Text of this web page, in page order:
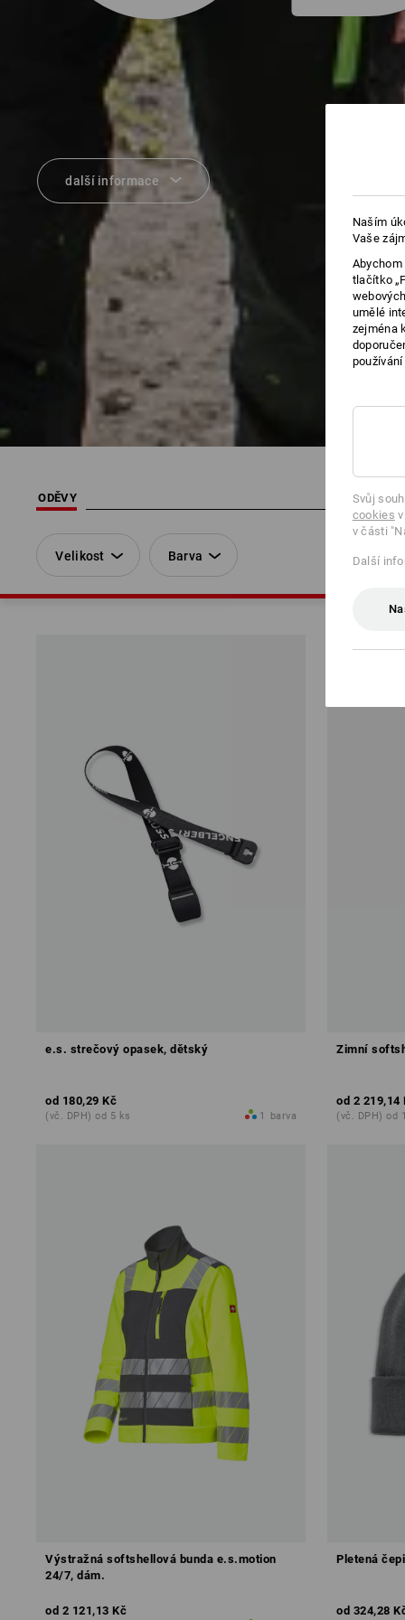
další informace
ODĚVY
Velikost Barva
e.s. strečový opasek, dětský
od 180,29 Kč
(vč. DPH) od 5 ks 1 barva
Zimní
od 2 219,14
(vč. DPH) od
Výstražná softshellová bunda e.s.motion
24/7, dám.
od 2 121,13 Kč
Pletená
od 324,28
Naším
Vaše
tlačítko
umělé
zejména
Svůj
cookies
v části
Další